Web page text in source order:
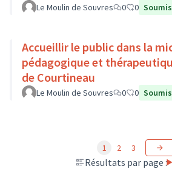
Le Moulin de Souvres 0 0
Accueillir le public dans la
pédagogique et
de Courtineau
Le Moulin de Souvres 0 0
Résultats par page :
1 2 3